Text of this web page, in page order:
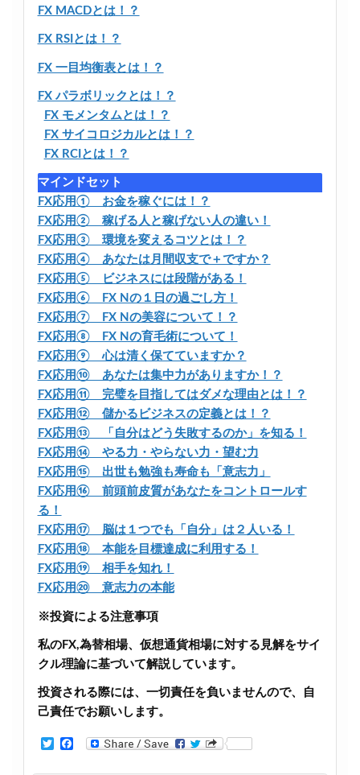
FX MACDとは！？
FX RSIとは！？
FX 一目均衡表とは！？
FX パラボリックとは！？
FX モメンタムとは！？
FX サイコロジカルとは！？
FX RCIとは！？
マインドセット
FX応用① お金を稼ぐには！？
FX応用② 稼げる人と稼げない人の違い！
FX応用③ 環境を変えるコツとは！？
FX応用④ あなたは月間収支で＋ですか？
FX応用⑤ ビジネスには段階がある！
FX応用⑥ FX Nの１日の過ごし方！
FX応用⑦ FX Nの美容について！？
FX応用⑧ FX Nの育毛術について！
FX応用⑨ 心は清く保てていますか？
FX応用⑩ あなたは集中力がありますか！？
FX応用⑪ 完璧を目指してはダメな理由とは！？
FX応用⑫ 儲かるビジネスの定義とは！？
FX応用⑬ 「自分はどう失敗するのか」を知る！
FX応用⑭ やる力・やらない力・望む力
FX応用⑮ 出世も勉強も寿命も「意志力」
FX応用⑯ 前頭前皮質があなたをコントロールす
る！
FX応用⑰ 脳は１つでも「自分」は２人いる！
FX応用⑱ 本能を目標達成に利用する！
FX応用⑲ 相手を知れ！
FX応用⑳ 意志力の本能
※投資による注意事項
私のFX,為替相場、仮想通貨相場に対する見解をサイ
クル理論に基づいて解説しています。
投資される際には、一切責任を負いませんので、自
己責任でお願いします。